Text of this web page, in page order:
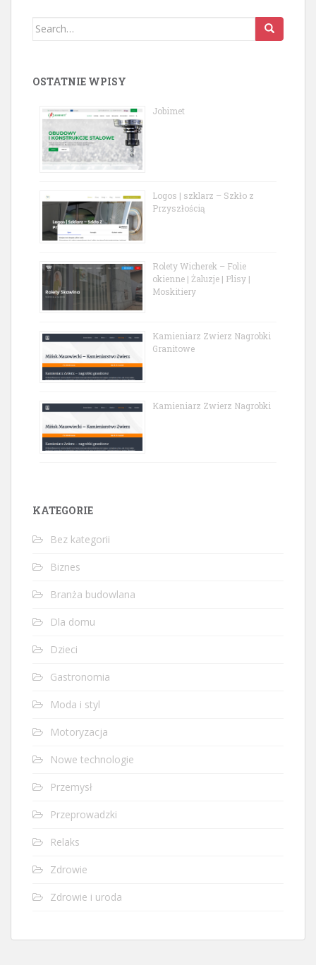
Search
OSTATNIE WPISY
Jobimet
Logos | szklarz – Szkło z
Przyszłością
Rolety Wicherek – Folie
okienne | Żaluzje | Plisy |
Moskitiery
Kamieniarz Zwierz Nagrobki
Granitowe
Kamieniarz Zwierz Nagrobki
KATEGORIE
Bez kategorii
Biznes
Branża budowlana
Dla domu
Dzieci
Gastronomia
Moda i styl
Motoryzacja
Nowe technologie
Przemysł
Przeprowadzki
Relaks
Zdrowie
Zdrowie i uroda